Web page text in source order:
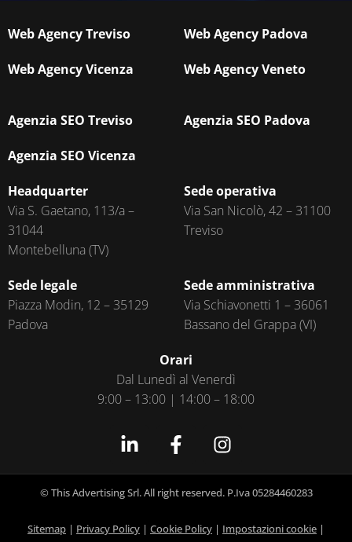
Web Agency Treviso Web Agency Padova
Web Agency Vicenza Web Agency Veneto
Agenzia SEO Treviso Agenzia SEO Padova
Agenzia SEO Vicenza
Headquarter
Via S. Gaetano, 113/a –
31044
Montebelluna (TV)
Sede operativa
Via San Nicolò, 42 – 31100
Treviso
Sede legale
Piazza Modin, 12 – 35129
Padova
Sede amministrativa
Via Schiavonetti 1 – 36061
Bassano del Grappa (VI)
Orari
Dal Lunedì al Venerdì
9:00 – 13:00 | 14:00 – 18:00
© This Advertising Srl. All right reserved. P.Iva 05284460283
Sitemap | Privacy Policy | Cookie Policy | Impostazioni cookie |